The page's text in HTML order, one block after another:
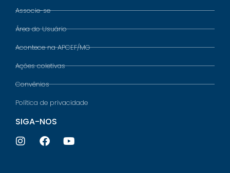
Associe-se
Área do Usuário
Acontece na APCEF/MG
Ações coletivas
Convênios
Política de privacidade
SIGA-NOS